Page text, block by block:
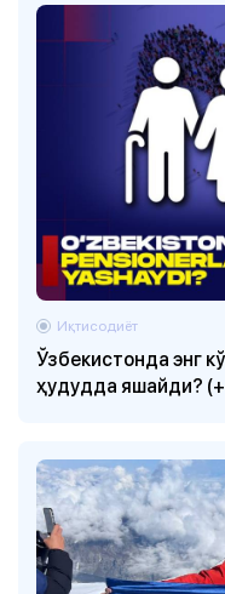
Ўзбекистонда энг
ҳудудда яшайди?
Иқтисодиёт